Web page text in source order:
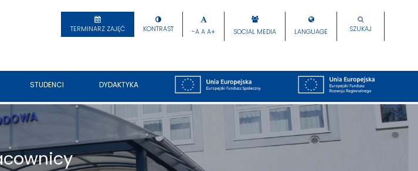
TERMINARZ ZAJĘĆ KONTRAST -A A A+ SOCIAL MEDIA LANGUAGE SZUKAJ
STUDENCI DYDAKTYKA